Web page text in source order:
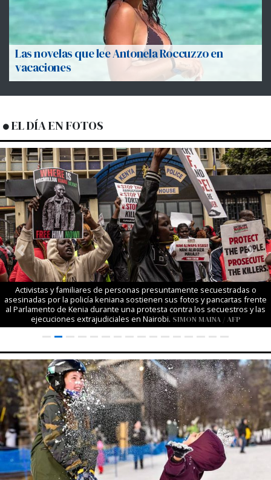
Las novelas que lee Antonela Roccuzzo en
vacaciones
EL DÍA EN FOTOS
Activistas y familiares de personas presuntamente secuestradas o
asesinadas por la policía keniana sostienen sus fotos y pancartas frente
al Parlamento de Kenia durante una protesta contra los secuestros y las
ejecuciones extrajudiciales en Nairobi. SIMON MAINA / AFP
Previous Next